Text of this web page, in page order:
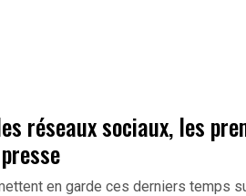
réseaux sociaux, les
en garde ces derniers temps